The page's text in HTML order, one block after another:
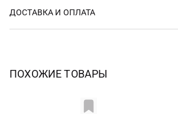
ДОСТАВКА И ОПЛАТА
ПОХОЖИЕ ТОВАРЫ